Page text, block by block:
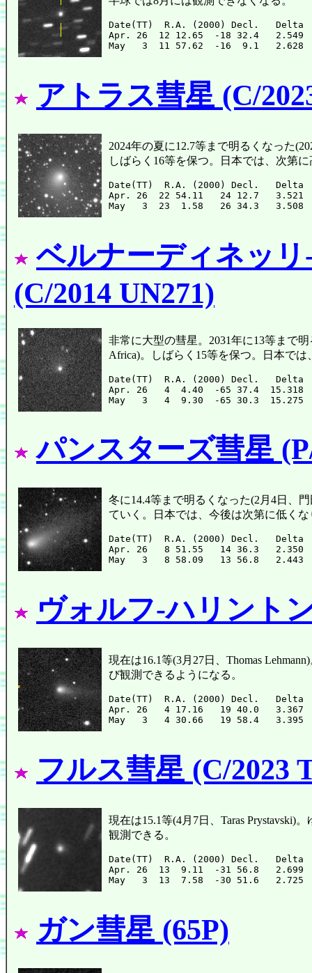
Date(TT)  R.A. (2000) Decl.
Apr. 26  12 12.65  -18 32.4
アトラス彗星 (C/
2024年の夏に12.7等まで明るくなった
しばらく16等を保つ。日本では、次第
Date(TT)  R.A. (2000) Decl.
Apr. 26  22 54.11   24 12.7
ベルナーディネッ
(C/2014 UN271)
非常に大型の彗星。2031年に13等まで
Africa)。しばらく15等を保つ。日本で
Date(TT)  R.A. (2000) Decl.
Apr. 26   4  4.40  -65 37.4
パンスターズ彗星
冬に14.4等まで明るくなった(2月4日、
ていく。日本では、今後は次第に低く
Date(TT)  R.A. (2000) Decl.
Apr. 26   8 51.55   14 36.3
ヴォルフ-ハリント
現在は16.1等(3月27日、Thomas
び観測できるようになる。
Date(TT)  R.A. (2000) Decl.
Apr. 26   4 17.16   19 40.0
フルス彗星 (C/2023
現在は15.1等(4月7日、Taras Prystavski)
観測できる。
Date(TT)  R.A. (2000) Decl.
Apr. 26  13  9.11  -31 56.8
ガン彗星 (65P)